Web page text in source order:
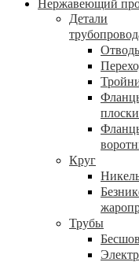
Нержавеющий
Детали
Круг
Трубы